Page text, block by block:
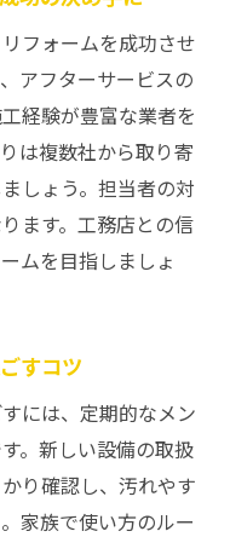
きたい注意点
した賢い改装事例
助金活用のポイン
を抑える補助金活
工務店選びの秘訣
るポイント
フターサポート
店の選び方
フォーム会社とは
時に聞くべきこと
フォームを成功させ
アフターサービスの
経験が豊富な業者を
は複数社から取り寄
しょう。担当者の対
ます。工務店との信
ムを目指しましょ
すコツ
には、定期的なメン
。新しい設備の取扱
り確認し、汚れやす
家族で使い方のルー